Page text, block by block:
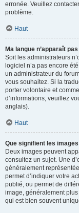
erronée. Veuillez
problème.
Haut
Ma langue n’apparaît
Soit les administrateurs
logiciel n’a pas encore
un administrateur du
vous souhaitez. Si la
porter volontaire et
d’informations, veuillez
anglais).
Haut
Que signifient les
Deux images peuvent
consultez un sujet. Une
généralement
permet d’indiquer votre
publié, ou permet de
image, généralement
qui est bien souvent